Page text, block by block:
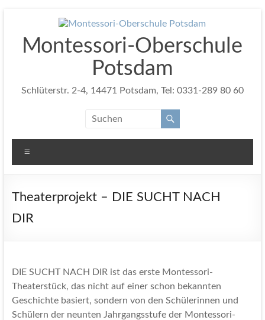
springenMontessori-Oberschule
Potsdam
Schlüterstr. 2-4, 14471 Potsdam, Tel: 0331-289 80 60
Theaterprojekt – DIE SUCHT NACH
DIR
DIE SUCHT NACH DIR ist das erste Montessori-
Theaterstück, das nicht auf einer schon bekannten
Geschichte basiert, sondern von den Schülerinnen und
Schülern der neunten Jahrgangsstufe der Montessori-